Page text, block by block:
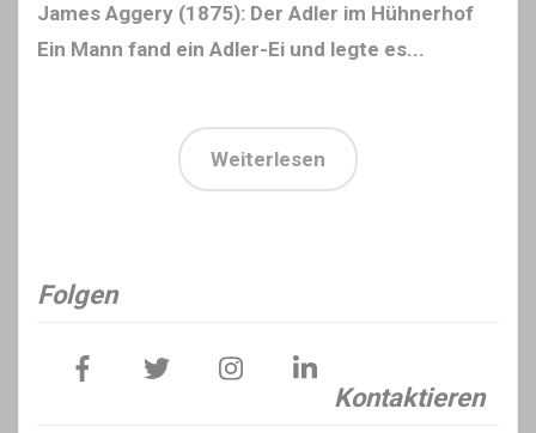
James Aggery (1875): Der Adler im Hühnerhof
Ein Mann fand ein Adler-Ei und legte es...
Weiterlesen
Folgen
Kontaktieren